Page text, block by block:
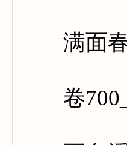
满面春
卷